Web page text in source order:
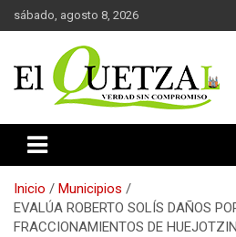
Saltar
al
sábado, agosto 8, 2026
El Quetzal de
Inicio
Municipios
EVALÚA ROBERTO SOLÍS DAÑOS
FRACCIONAMIENTOS DE